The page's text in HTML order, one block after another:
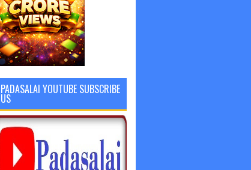
PADASALAI YOUTUBE SUBSCRIBE
US